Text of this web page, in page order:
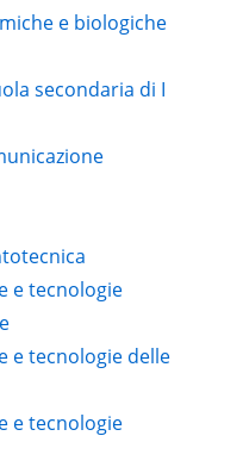
e biologiche
secondaria di I
e tecnologie
e tecnologie delle
e tecnologie